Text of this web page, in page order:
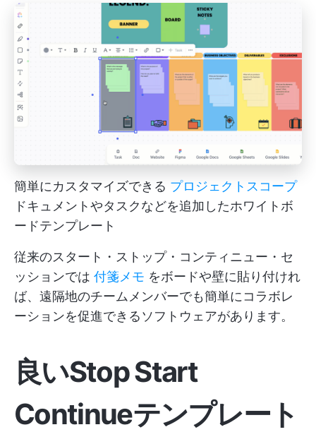
簡単にカスタマイズできる プロジェクトスコープ
ドキュメントやタスクなどを追加したホワイトボ
ードテンプレート
従来のスタート・ストップ・コンティニュー・セ
ッションでは 付箋メモ をボードや壁に貼り付けれ
ば、遠隔地のチームメンバーでも簡単にコラボレ
ーションを促進できるソフトウェアがあります。
良いStop Start
Continueテンプレート